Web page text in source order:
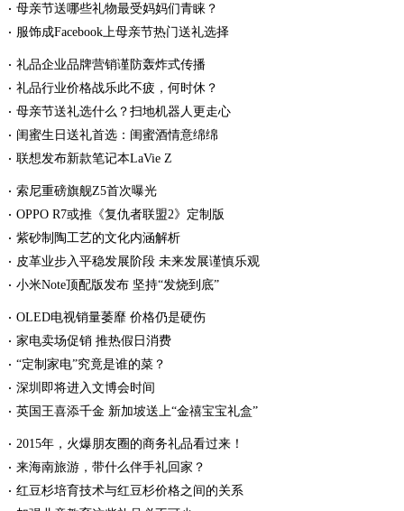
母亲节送哪些礼物最受妈妈们青睐？
服饰成Facebook上母亲节热门送礼选择
礼品企业品牌营销谨防轰炸式传播
礼品行业价格战乐此不疲，何时休？
母亲节送礼选什么？扫地机器人更走心
闺蜜生日送礼首选：闺蜜酒情意绵绵
联想发布新款笔记本LaVie Z
索尼重磅旗舰Z5首次曝光
OPPO R7或推《复仇者联盟2》定制版
紫砂制陶工艺的文化内涵解析
皮革业步入平稳发展阶段 未来发展谨慎乐观
小米Note顶配版发布 坚持“发烧到底”
OLED电视销量萎靡 价格仍是硬伤
家电卖场促销 推热假日消费
“定制家电”究竟是谁的菜？
深圳即将进入文博会时间
英国王喜添千金 新加坡送上“金禧宝宝礼盒”
2015年，火爆朋友圈的商务礼品看过来！
来海南旅游，带什么伴手礼回家？
红豆杉培育技术与红豆杉价格之间的关系